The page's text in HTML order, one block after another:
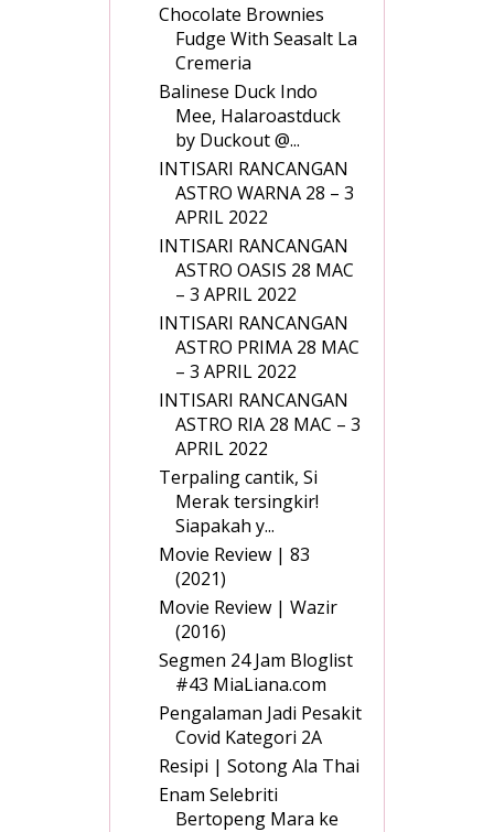
Chocolate Brownies
Fudge With Seasalt La
Cremeria
Balinese Duck Indo
Mee, Halaroastduck
by Duckout @...
INTISARI RANCANGAN
ASTRO WARNA 28 – 3
APRIL 2022
INTISARI RANCANGAN
ASTRO OASIS 28 MAC
– 3 APRIL 2022
INTISARI RANCANGAN
ASTRO PRIMA 28 MAC
– 3 APRIL 2022
INTISARI RANCANGAN
ASTRO RIA 28 MAC – 3
APRIL 2022
Terpaling cantik, Si
Merak tersingkir!
Siapakah y...
Movie Review | 83
(2021)
Movie Review | Wazir
(2016)
Segmen 24 Jam Bloglist
#43 MiaLiana.com
Pengalaman Jadi Pesakit
Covid Kategori 2A
Resipi | Sotong Ala Thai
Enam Selebriti
Bertopeng Mara ke